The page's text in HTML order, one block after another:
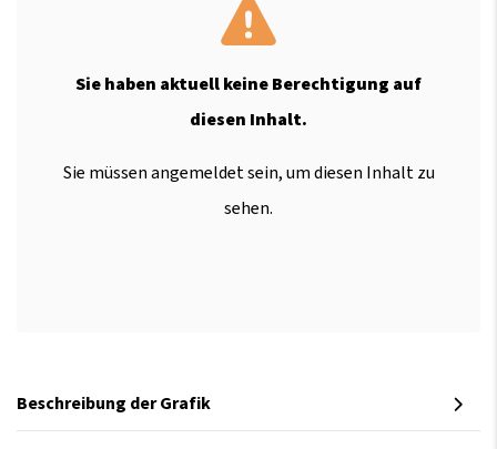
Sie haben aktuell keine Berechtigung auf
diesen Inhalt.
Sie müssen angemeldet sein, um diesen Inhalt zu
sehen.
Beschreibung der Grafik